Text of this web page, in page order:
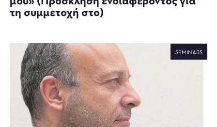
τη συμμετοχή στο)
SEMINARS